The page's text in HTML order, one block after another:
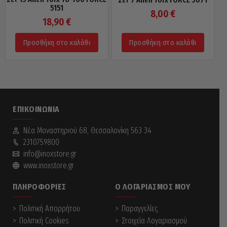
5151
18,90 €
Προσθήκη στο καλάθι
8,00 €
Προσθήκη στο καλάθι
ΕΠΙΚΟΙΝΩΝΊΑ
Νέα Mοναστηριού 68, Θεσσαλονίκη 563 34
2310759800
info@inoxstore.gr
www.inoxstore.gr
ΠΛΗΡΟΦΟΡΊΕΣ
Πολιτική Απορρήτου
Πολιτική Cookies
Ο ΛΟΓΑΡΙΑΣΜΌΣ ΜΟΥ
Παραγγελίες
Στοιχεία Λογαριασμού